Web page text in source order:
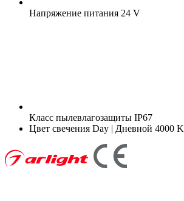
Напряжение питания 24 V
Класс пылевлагозащиты IP67
Цвет свечения Day | Дневной 4000 K